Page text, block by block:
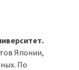
Японии,
По